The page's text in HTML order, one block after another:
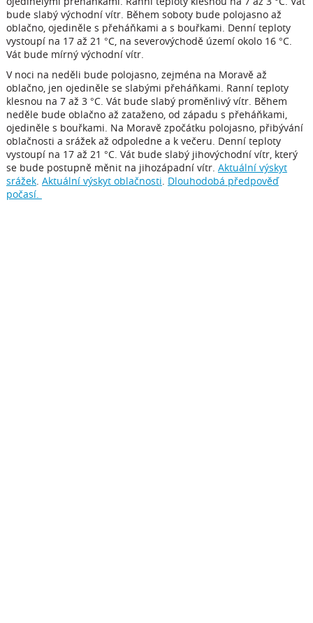
bude slabý východní vítr. Během soboty bude polojasno až
oblačno, ojediněle s přeháňkami a s bouřkami. Denní teploty
vystoupí na 17 až 21 °C, na severovýchodě území okolo 16 °C.
Vát bude mírný východní vítr.
V noci na neděli bude polojasno, zejména na Moravě až
oblačno, jen ojediněle se slabými přeháňkami. Ranní teploty
klesnou na 7 až 3 °C. Vát bude slabý proměnlivý vítr. Během
neděle bude oblačno až zataženo, od západu s přeháňkami,
ojediněle s bouřkami. Na Moravě zpočátku polojasno, přibývání
oblačnosti a srážek až odpoledne a k večeru. Denní teploty
vystoupí na 17 až 21 °C. Vát bude slabý jihovýchodní vítr, který
se bude postupně měnit na jihozápadní vítr. Aktuální výskyt
srážek. Aktuální výskyt oblačnosti. Dlouhodobá předpověď
počasí.